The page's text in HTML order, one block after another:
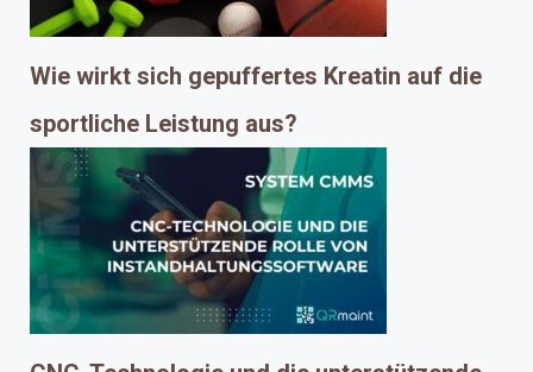
Wie wirkt sich gepuffertes Kreatin auf die
sportliche Leistung aus?